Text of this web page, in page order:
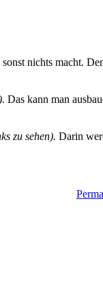
nichts macht.
Das kann man
zu sehen). Darin